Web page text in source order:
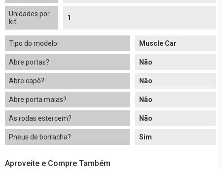
Unidades por
kit:
1
Tipo do modelo: Muscle Car
Abre portas? Não
Abre capô? Não
Abre porta malas? Não
As rodas estercem? Não
Pneus de borracha? Sim
Aproveite e Compre Também